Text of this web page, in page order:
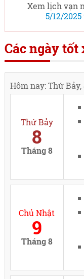
Xem lịch vạn
5/12/
Các ngày
Hôm nay: Thứ
Thứ Bảy
8
Tháng 8
Chủ Nhật
9
Tháng 8